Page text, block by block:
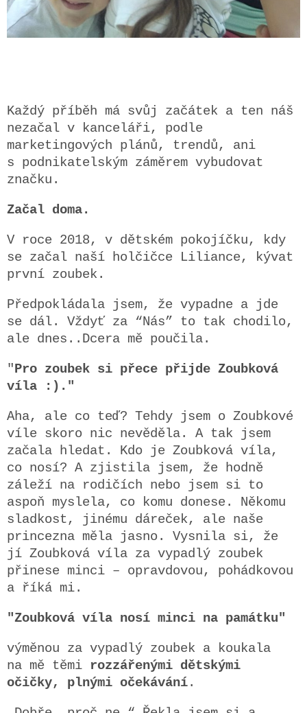
Každý příběh má svůj začátek a ten náš
nezačal v kanceláři, podle
marketingových plánů, trendů, ani
s podnikatelským záměrem vybudovat
značku.
Začal doma.
V roce 2018, v dětském pokojíčku, kdy
se začal naší holčičce Liliance, kývat
první zoubek.
Předpokládala jsem, že vypadne a jde
se dál. Vždyť za “Nás” to tak chodilo,
ale dnes..Dcera mě poučila.
"Pro zoubek si přece přijde Zoubková
víla :)."
Aha, ale co teď? Tehdy jsem o Zoubkové
víle skoro nic nevěděla.
A tak jsem
začala hledat. Kdo je Zoubková víla,
co nosí? A zjistila jsem, že hodně
záleží na rodičích nebo jsem si to
aspoň myslela, co komu donese. Někomu
sladkost, jinému dáreček, ale naše
princezna měla jasno. Vysnila si, že
jí Zoubková víla za vypadlý zoubek
přinese minci – opravdovou, pohádkovou
a říká mi.
"Zoubková víla nosí minci na památku"
výměnou za vypadlý zoubek a koukala
na mě těmi rozzářenými dětskými
očičky, plnými očekávání.